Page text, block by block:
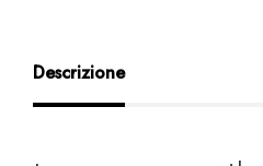
Descrizione